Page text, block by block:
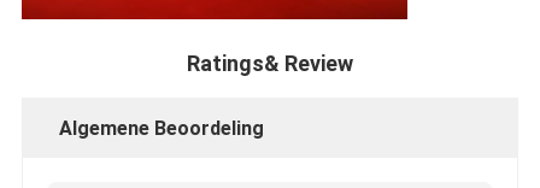
Ratings& Review
Algemene Beoordeling